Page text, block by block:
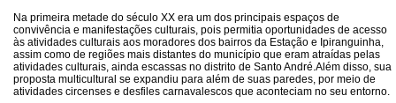
Na primeira metade do século XX era um dos principais espaços de
convivência e manifestações culturais, pois permitia oportunidades de acesso
às atividades culturais aos moradores dos bairros da Estação e Ipiranguinha,
assim como de regiões mais distantes do município que eram atraídas pelas
atividades culturais, ainda escassas no distrito de Santo André.Além disso, sua
proposta multicultural se expandiu para além de suas paredes, por meio de
atividades circenses e desfiles carnavalescos que aconteciam no seu entorno.